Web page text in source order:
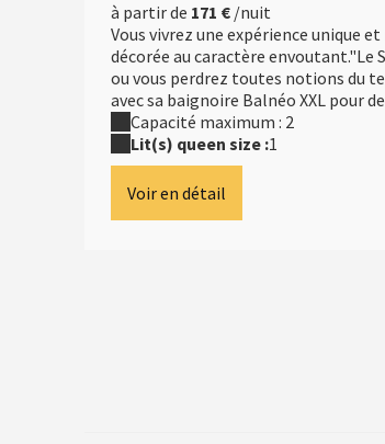
à partir de 171 € /nuit
Vous vivrez une expérience unique
décorée au caractère
ou vous perdrez toutes notions du
avec sa baignoire Balnéo XXL pour
Capacité maximum : 2
Lit(s) queen size :1
Voir en détail